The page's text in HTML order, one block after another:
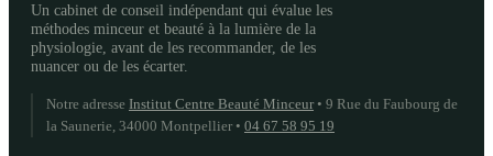
Un cabinet de conseil indépendant qui évalue les
méthodes minceur et beauté à la lumière de la
physiologie, avant de les recommander, de les
nuancer ou de les écarter.
Notre adresse Institut Centre Beauté Minceur• 9 Rue du Faubourg de
la Saunerie, 34000 Montpellier • 04 67 58 95 19